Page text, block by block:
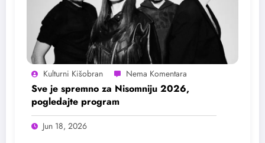
Kulturni Kišobran
Sve je spremno za Nisomniju 2026,
pogledajte program
Jun 18, 2026